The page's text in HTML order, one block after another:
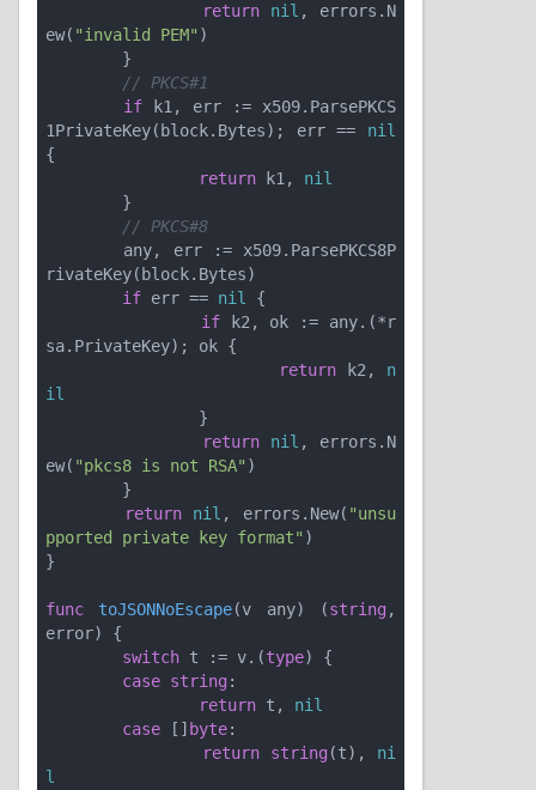
return
nil , errors.N
ew( "invalid PEM" )
// PKCS#1
if k1, err := x509.ParsePKCS
1PrivateKey(block.Bytes); err == nil
{
return k1, nil
// PKCS#8
rivateKey(block.Bytes)
if err == nil {
if k2, ok := any.(*r
sa.PrivateKey); ok {
return k2, n
il
return
nil , errors.N
ew( "pkcs8 is not RSA" )
return
nil , errors.New( "unsu
pported private key format" )
}
func toJSONNoEscape(v any) (string ,
error)
{
switch t := v.(type) {
case string :
return t, nil
case [] byte:
return
string (t), ni
l